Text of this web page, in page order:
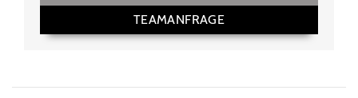
TEAMANFRAGE